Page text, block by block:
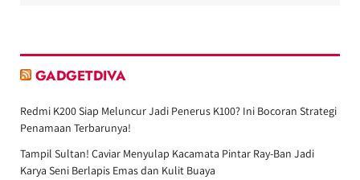
GADGETDIVA
Redmi K200 Siap Meluncur Jadi Penerus K100? Ini Bocoran Strategi
Penamaan Terbarunya!
Tampil Sultan! Caviar Menyulap Kacamata Pintar Ray-Ban Jadi
Karya Seni Berlapis Emas dan Kulit Buaya